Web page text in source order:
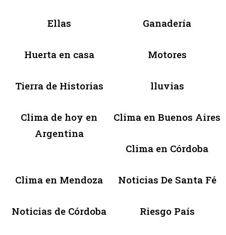
Ellas Ganadería
Huerta en casa Motores
Tierra de Historias lluvias
Clima de hoy en
Argentina
Clima en Buenos Aires
Clima en Córdoba
Clima en Mendoza Noticias De Santa Fé
Noticias de Córdoba Riesgo País